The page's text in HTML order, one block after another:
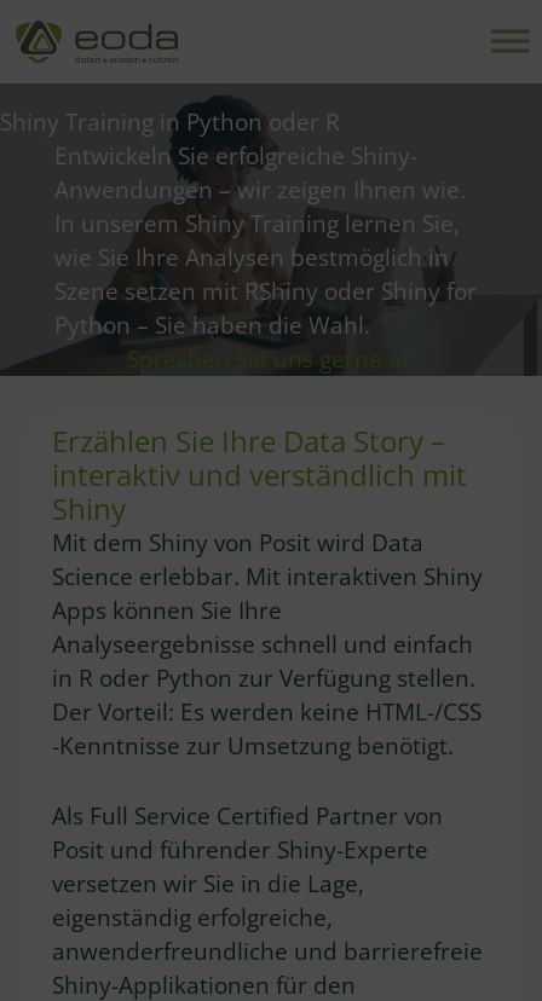
Zum
Inhalt
springen
Shiny Training in Python oder R
Entwickeln Sie erfolgreiche Shiny-
Anwendungen – wir zeigen Ihnen wie.
In unserem Shiny Training lernen Sie,
wie Sie Ihre Analysen bestmöglich in
Szene setzen mit RShiny oder Shiny for
Python – Sie haben die Wahl.
Sprechen Sie uns gerne an
Erzählen Sie Ihre Data Story –
interaktiv und verständlich mit
Shiny
Mit dem Shiny von Posit wird Data
Science erlebbar. Mit interaktiven Shiny
Apps können Sie Ihre
Analyseergebnisse schnell und einfach
in R oder Python zur Verfügung stellen.
Der Vorteil: Es werden keine HTML-/CSS
-Kenntnisse zur Umsetzung benötigt.
Als Full Service Certified Partner von
Posit und führender Shiny-Experte
versetzen wir Sie in die Lage,
eigenständig erfolgreiche,
anwenderfreundliche und barrierefreie
Shiny-Applikationen für den